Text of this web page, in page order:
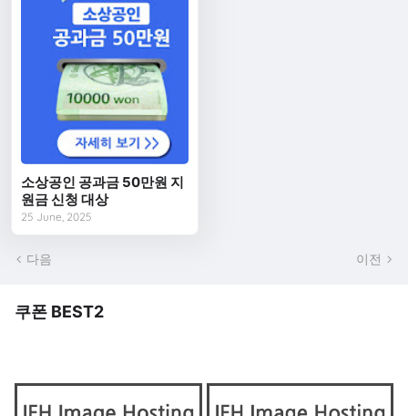
소상공인 공과금 50만원 지
원금 신청 대상
25 June, 2025
다음 이전
쿠폰 BEST2